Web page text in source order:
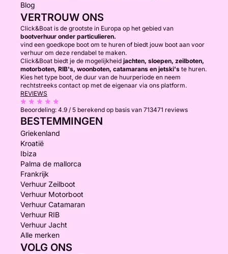
Blog
VERTROUW ONS
Click&Boat is de grootste in Europa op het gebied van
bootverhuur onder particulieren.
vind een goedkope boot om te huren of biedt jouw boot aan voor
verhuur om deze rendabel te maken.
Click&Boat biedt je de mogelijkheid jachten, sloepen, zeilboten,
motorboten, RIB's, woonboten, catamarans en jetski's te huren.
Kies het type boot, de duur van de huurperiode en neem
rechtstreeks contact op met de eigenaar via ons platform.
REVIEWS
Beoordeling: 4.9 / 5 berekend op basis van 713471 reviews
BESTEMMINGEN
Griekenland
Kroatië
Ibiza
Palma de mallorca
Frankrijk
Verhuur Zeilboot
Verhuur Motorboot
Verhuur Catamaran
Verhuur RIB
Verhuur Jacht
Alle merken
VOLG ONS